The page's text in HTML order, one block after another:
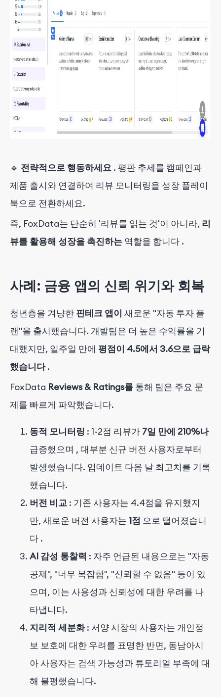
🔹 전략적으로 행동하세요 . 평판 추세를 캠페인과
제품 출시와 연결하여 리뷰 모니터링을 성장 플레이
북으로 전환하세요.
즉, FoxData는 단순히 '리뷰를 읽는 것'이 아니라, 리
뷰를 활용해 성장을 촉진하는 역할을 합니다 .
사례: 금융 앱의 신뢰 위기와 회복
청년층을 겨냥한 핀테크 앱이 새로운 "자동 투자 플
랜"을 출시했습니다. 개발팀은 더 높은 수익률을 기
대했지만, 일주일 만에 평점이 4.5에서 3.6으로 급락
했습니다 .
FoxData Reviews & Ratings를 통해 팀은 주요 문
제를 빠르게 파악했습니다.
동적 모니터링 : 1~2점 리뷰가 7일 만에 210%나
급증했으며 , 대부분 신규 버전 사용자로부터
발생했습니다. 업데이트 다음 날 최고치를 기록
했습니다.
버전 비교 : 기존 사용자는 4.4점을 유지했지
만, 새로운 버전 사용자는 1점 으로 떨어졌습니
다 .
AI 감성 통찰력 : 자주 언급된 내용으로는 "자동
공제", "너무 복잡함", "신뢰할 수 없음" 등이 있
으며, 이는 사용성과 신뢰성에 대한 우려를 나
타냅니다.
지리적 세분화 : 서양 시장의 사용자는 개인정
보 보호에 대한 우려를 표명한 반면, 동남아시
아 사용자는 검색 가능성과 튜토리얼 부족에 대
해 불평했습니다.